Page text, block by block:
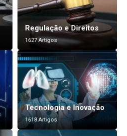
Regulação e Direitos
1627 Artigos
Tecnologia e Inovação
1618 Artigos